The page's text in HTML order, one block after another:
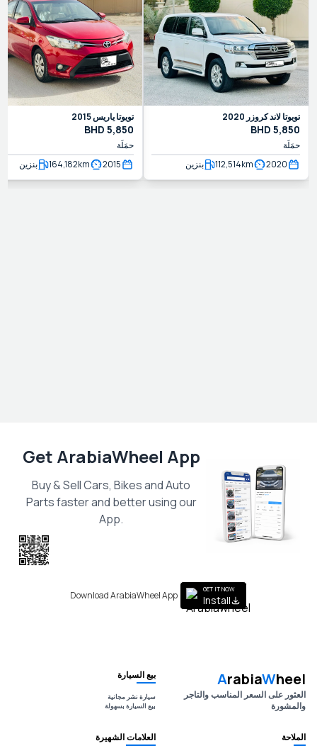
تويوتالاند كروزر 2020
BHD 5,850
حمَلَة
2020
112,514km بنزين
تويوتاياريس2015
BHD 5,850
حمَلَة
2015
164,182km بنزين
Get ArabiaWheel App
Buy & Sell Cars, Bikes and Auto
Parts faster and better using our
App.
Download ArabiaWheel App
GET IT NOW
Install
ArabiaWheel
العثور على السعر المناسب والتاجر
والمشورة
بيع السيارة
سيارة نشر مجانية
بيع السيارة بسهولة
الملاحة العلامات الشهيرة